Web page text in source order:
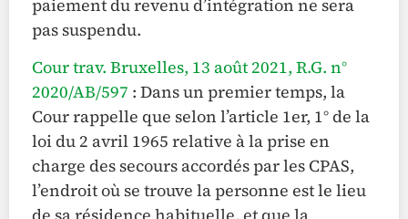
paiement du revenu d’intégration ne sera
pas suspendu.
Cour trav. Bruxelles, 13 août 2021, R.G. n°
2020/AB/597 : Dans un premier temps, la
Cour rappelle que selon l’article 1er, 1° de la
loi du 2 avril 1965 relative à la prise en
charge des secours accordés par les CPAS,
l’endroit où se trouve la personne est le lieu